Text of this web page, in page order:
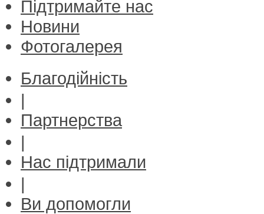
Підтримайте нас
Новини
Фотогалерея
Благодійність
|
Партнерства
|
Нас підтримали
|
Bи допомогли